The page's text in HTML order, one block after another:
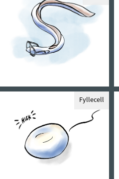
Fyllecell